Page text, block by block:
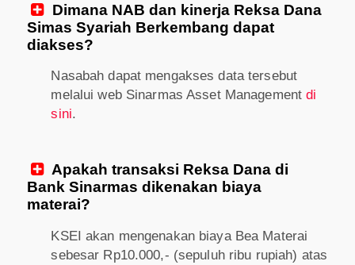

Dimana NAB dan kinerja Reksa Dana
Simas Syariah Berkembang dapat
diakses?
Nasabah dapat mengakses data tersebut
melalui web Sinarmas Asset Managementdi
sini.
 Apakah transaksi Reksa Dana di
Bank Sinarmas dikenakan biaya
materai?
KSEI akan mengenakan biaya Bea Materai
sebesar Rp10.000,- (sepuluh ribu rupiah) atas